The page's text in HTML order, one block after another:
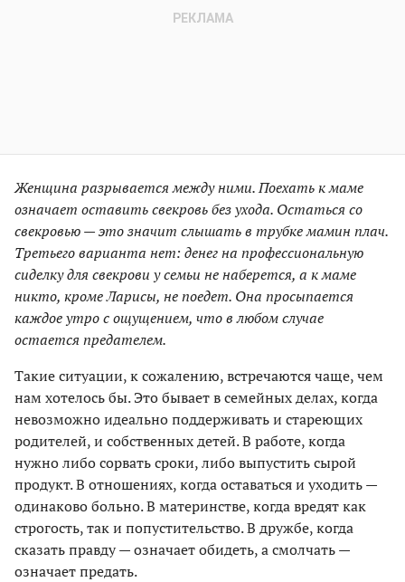
Женщина разрывается между ними. Поехать к маме
означает оставить свекровь без ухода. Остаться со
свекровью — это значит слышать в трубке мамин плач.
Третьего варианта нет: денег на профессиональную
сиделку для свекрови у семьи не наберется, а к маме
никто, кроме Ларисы, не поедет. Она просыпается
каждое утро с ощущением, что в любом случае
остается предателем.
Такие ситуации, к сожалению, встречаются чаще, чем
нам хотелось бы. Это бывает в семейных делах, когда
невозможно идеально поддерживать и стареющих
родителей, и собственных детей. В работе, когда
нужно либо сорвать сроки, либо выпустить сырой
продукт. В отношениях, когда оставаться и уходить —
одинаково больно. В материнстве, когда вредят как
строгость, так и попустительство. В дружбе, когда
сказать правду — означает обидеть, а смолчать —
означает предать.